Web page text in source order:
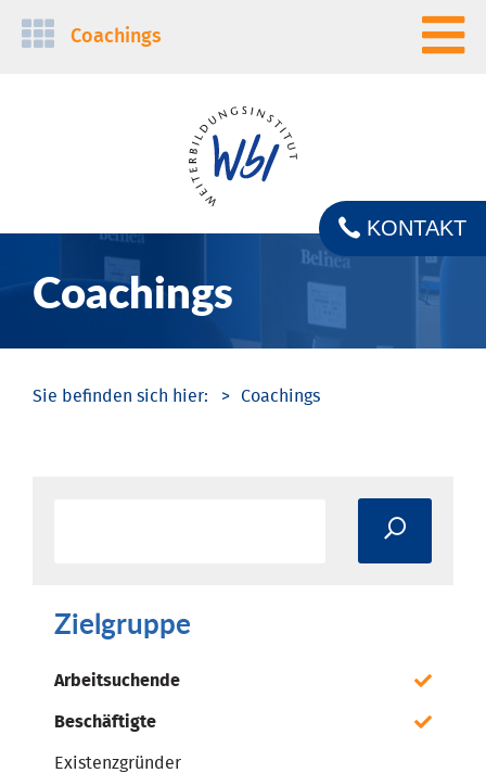
Navigation
Coachings
Coachings
KONTAKT
Coachings
Zielgruppe
Arbeitsuchende
Beschäftigte
Existenzgründer